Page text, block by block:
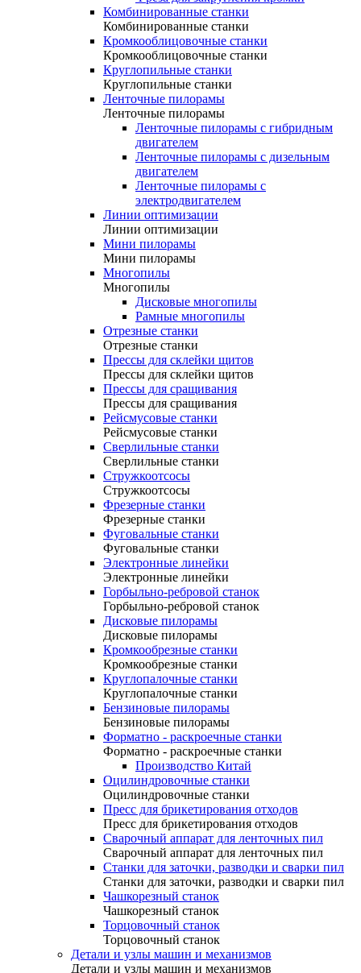
Комбинированные станки
Комбинированные станки
Кромкооблицовочные станки
Кромкооблицовочные станки
Круглопильные станки
Круглопильные станки
Ленточные пилорамы
Ленточные пилорамы
Ленточные пилорамы с гибридным
двигателем
Ленточные пилорамы с дизельным
двигателем
Ленточные пилорамы с
электродвигателем
Линии оптимизации
Линии оптимизации
Мини пилорамы
Мини пилорамы
Многопилы
Многопилы
Дисковые многопилы
Рамные многопилы
Отрезные станки
Отрезные станки
Прессы для склейки щитов
Прессы для склейки щитов
Прессы для сращивания
Прессы для сращивания
Рейсмусовые станки
Рейсмусовые станки
Сверлильные станки
Сверлильные станки
Стружкоотсосы
Стружкоотсосы
Фрезерные станки
Фрезерные станки
Фуговальные станки
Фуговальные станки
Электронные линейки
Электронные линейки
Горбыльно-ребровой станок
Горбыльно-ребровой станок
Дисковые пилорамы
Дисковые пилорамы
Кромкообрезные станки
Кромкообрезные станки
Круглопалочные станки
Круглопалочные станки
Бензиновые пилорамы
Бензиновые пилорамы
Форматно - раскроечные станки
Форматно - раскроечные станки
Производство Китай
Оцилиндровочные станки
Оцилиндровочные станки
Пресс для брикетирования отходов
Пресс для брикетирования отходов
Сварочный аппарат для ленточных пил
Сварочный аппарат для ленточных пил
Станки для заточки, разводки и сварки пил
Станки для заточки, разводки и сварки пил
Чашкорезный станок
Чашкорезный станок
Торцовочный станок
Торцовочный станок
Детали и узлы машин и механизмов
Детали и узлы машин и механизмов